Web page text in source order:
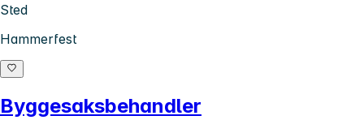
Sted
Hammerfest
Byggesaksbehandler